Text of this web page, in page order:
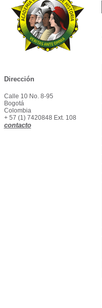
Dirección
Calle 10 No. 8-95
Bogotá
Colombia
+ 57 (1) 7420848 Ext. 108
contacto